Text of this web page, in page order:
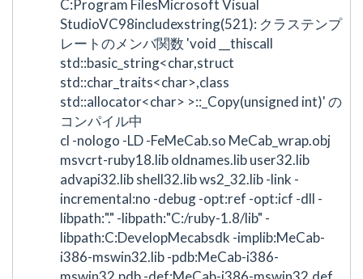
C:Program FilesMicrosoft Visual
StudioVC98includexstring(521): クラステンプ
レートのメンバ関数 'void __thiscall
std::basic_string<char,struct
std::char_traits<char>,class
std::allocator<char> >::_Copy(unsigned int)' の
コンパイル中
cl -nologo -LD -FeMeCab.so MeCab_wrap.obj
msvcrt-ruby18.lib oldnames.lib user32.lib
advapi32.lib shell32.lib ws2_32.lib -link -
incremental:no -debug -opt:ref -opt:icf -dll -
libpath:"." -libpath:"C:/ruby-1.8/lib" -
libpath:C:DevelopMecabsdk -implib:MeCab-
i386-mswin32.lib -pdb:MeCab-i386-